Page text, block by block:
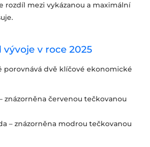
rozdíl mezi vykázanou a maximální
vývoje v roce 2025
porovnává dvě klíčové ekonomické
znázorněna červenou tečkovanou
– znázorněna modrou tečkovanou